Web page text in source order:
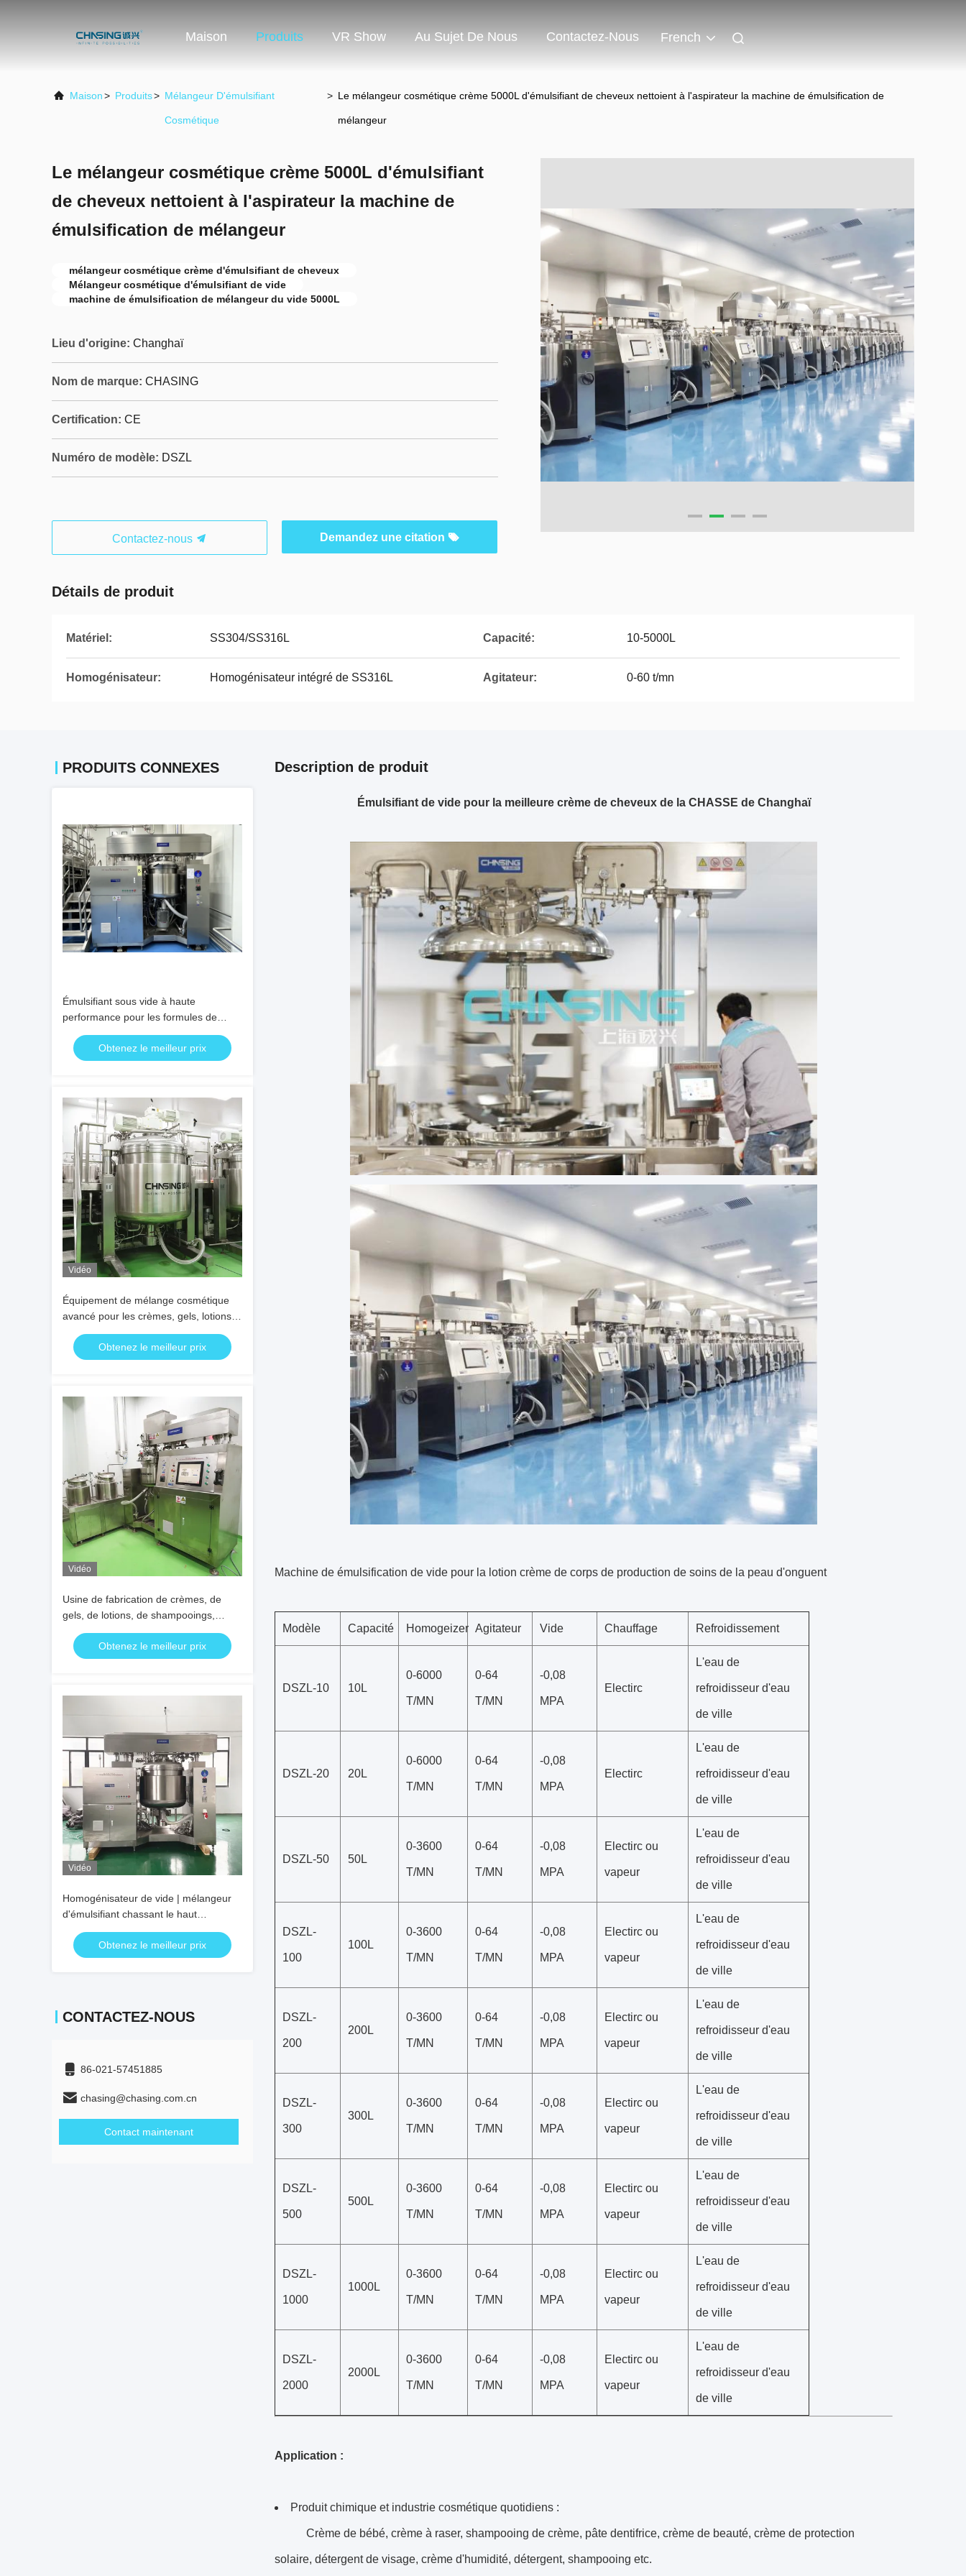
Maison Produits VR Show Au Sujet De Nous Contactez-Nous French
Maison> Produits> Mélangeur D'émulsifiant
Cosmétique
> Le mélangeur cosmétique crème 5000L d'émulsifiant de cheveux nettoient à l'aspirateur la machine de émulsification de
mélangeur
Le mélangeur cosmétique crème 5000L d'émulsifiant
de cheveux nettoient à l'aspirateur la machine de
émulsification de mélangeur
mélangeur cosmétique crème d'émulsifiant de cheveux
Mélangeur cosmétique d'émulsifiant de vide
machine de émulsification de mélangeur du vide 5000L
Lieu d'origine: Changhaï
Nom de marque: CHASING
Certification: CE
Numéro de modèle: DSZL
Contactez-nous Demandez une citation
Détails de produit
Matériel: SS304/SS316L Capacité: 10-5000L
Homogénisateur: Homogénisateur intégré de SS316L Agitateur: 0-60 t/mn
PRODUITS CONNEXES
Émulsifiant sous vide à haute
performance pour les formules de
soins de la peau et des cheveux
Obtenez le meilleur prix
Vidéo
Équipement de mélange cosmétique
avancé pour les crèmes, gels, lotions,
shampooings et huiles
Obtenez le meilleur prix
Vidéo
Usine de fabrication de crèmes, de
gels, de lotions, de shampooings,
d'huiles capillaires et corporelles, de
pommadesObtenez le meilleur prix
Vidéo
Homogénisateur de vide | mélangeur
d'émulsifiant chassant le haut
mélangeur de cisaillement
Obtenez le meilleur prix
CONTACTEZ-NOUS
86-021-57451885
chasing@chasing.com.cn
Contact maintenant
Description de produit
Émulsifiant de vide pour la meilleure crème de cheveux de la CHASSE de Changhaï
Machine de émulsification de vide pour la lotion crème de corps de production de soins de la peau d'onguent
Modèle Capacité Homogeizer Agitateur Vide Chauffage Refroidissement
DSZL-10 10L
0-6000
T/MN
0-64
T/MN
-0,08
MPA
Electirc
L'eau de
refroidisseur d'eau
de ville
DSZL-20 20L
0-6000
T/MN
0-64
T/MN
-0,08
MPA
Electirc
L'eau de
refroidisseur d'eau
de ville
DSZL-50 50L
0-3600
T/MN
0-64
T/MN
-0,08
MPA
Electirc ou
vapeur
L'eau de
refroidisseur d'eau
de ville
DSZL-
100
100L
0-3600
T/MN
0-64
T/MN
-0,08
MPA
Electirc ou
vapeur
L'eau de
refroidisseur d'eau
de ville
DSZL-
200
200L
0-3600
T/MN
0-64
T/MN
-0,08
MPA
Electirc ou
vapeur
L'eau de
refroidisseur d'eau
de ville
DSZL-
300
300L
0-3600
T/MN
0-64
T/MN
-0,08
MPA
Electirc ou
vapeur
L'eau de
refroidisseur d'eau
de ville
DSZL-
500
500L
0-3600
T/MN
0-64
T/MN
-0,08
MPA
Electirc ou
vapeur
L'eau de
refroidisseur d'eau
de ville
DSZL-
1000
1000L
0-3600
T/MN
0-64
T/MN
-0,08
MPA
Electirc ou
vapeur
L'eau de
refroidisseur d'eau
de ville
DSZL-
2000
2000L
0-3600
T/MN
0-64
T/MN
-0,08
MPA
Electirc ou
vapeur
L'eau de
refroidisseur d'eau
de ville
Application :
Produit chimique et industrie cosmétique quotidiens :
Crème de bébé, crème à raser, shampooing de crème, pâte dentifrice, crème de beauté, crème de protection
solaire, détergent de visage, crème d'humidité, détergent, shampooing etc.